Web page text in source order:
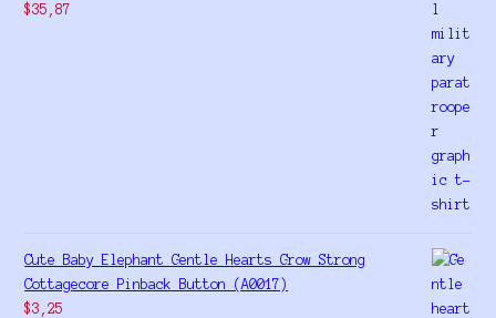
$35,87
Cute Baby Elephant Gentle Hearts Grow Strong
Cottagecore Pinback Button (A0017)
$3,25